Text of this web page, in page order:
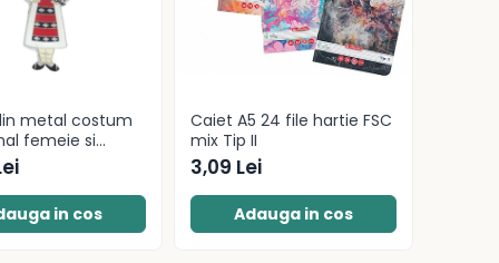
metal costum
femeie si
9 cm
in cos
Caiet A5 24 file hartie FSC
mix Tip II
3,09 Lei
Adauga in cos